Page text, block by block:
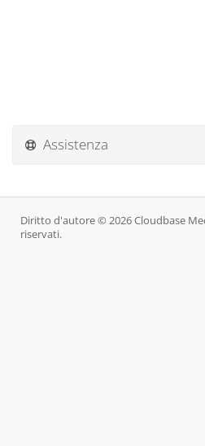
Assistenza
Diritto d'autore © 2026 Cloudbase
riservati.